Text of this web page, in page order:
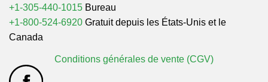
+1-305-440-1015 Bureau
+1-800-524-6920 Gratuit depuis les États-Unis et le
Canada
Conditions générales de vente (CGV)